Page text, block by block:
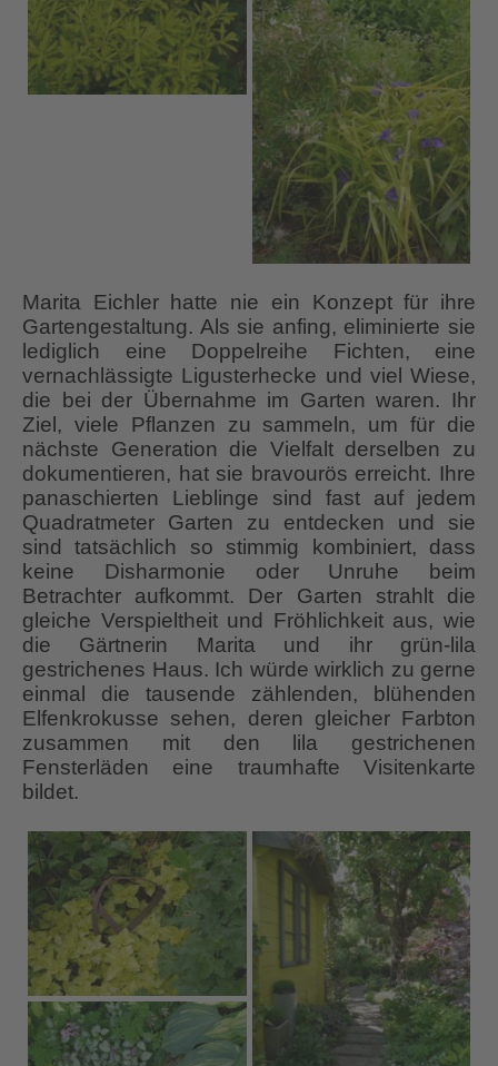
Marita Eichler hatte nie ein Konzept für ihre
Gartengestaltung. Als sie anfing, eliminierte sie
lediglich eine Doppelreihe Fichten, eine
vernachlässigte Ligusterhecke und viel Wiese,
die bei der Übernahme im Garten waren. Ihr
Ziel, viele Pflanzen zu sammeln, um für die
nächste Generation die Vielfalt derselben zu
dokumentieren, hat sie bravourös erreicht. Ihre
panaschierten Lieblinge sind fast auf jedem
Quadratmeter Garten zu entdecken und sie
sind tatsächlich so stimmig kombiniert, dass
keine Disharmonie oder Unruhe beim
Betrachter aufkommt. Der Garten strahlt die
gleiche Verspieltheit und Fröhlichkeit aus, wie
die Gärtnerin Marita und ihr grün-lila
gestrichenes Haus. Ich würde wirklich zu gerne
einmal die tausende zählenden, blühenden
Elfenkrokusse sehen, deren gleicher Farbton
zusammen mit den lila gestrichenen
Fensterläden eine traumhafte Visitenkarte
bildet.